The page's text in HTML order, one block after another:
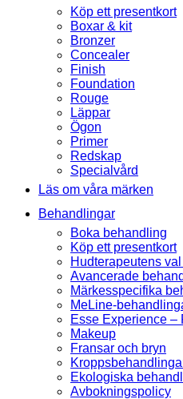
Köp ett presentkort
Boxar & kit
Bronzer
Concealer
Finish
Foundation
Rouge
Läppar
Ögon
Primer
Redskap
Specialvård
Läs om våra märken
Behandlingar
Boka behandling
Köp ett presentkort
Hudterapeutens
Avancerade
Märkesspecifika
MeLine-
Esse Experience –
Makeup
Fransar och bryn
Ekologiska
Avbokningspolicy